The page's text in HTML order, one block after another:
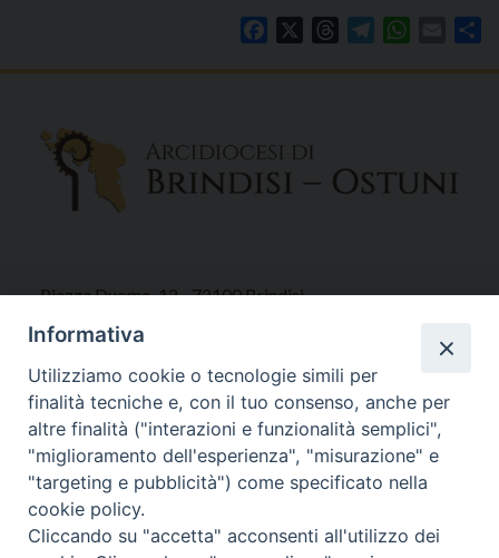
FacebookThreadsTelegram Email
Piazza Duomo, 12 - 72100 Brindisi
Tel 0831.521958
Fax 0831.528315
Orari Curia
Mar. / Mer. / Giov. ore 9 - 13
nei mesi estivi solo Martedì ore 9 - 13
Informativa
Utilizziamo cookie o tecnologie simili per
finalità tecniche e, con il tuo consenso, anche per
altre finalità ("interazioni e funzionalità semplici",
"miglioramento dell'esperienza", "misurazione" e
"targeting e pubblicità") come specificato nella
cookie policy.
Cliccando su "accetta" acconsenti all'utilizzo dei